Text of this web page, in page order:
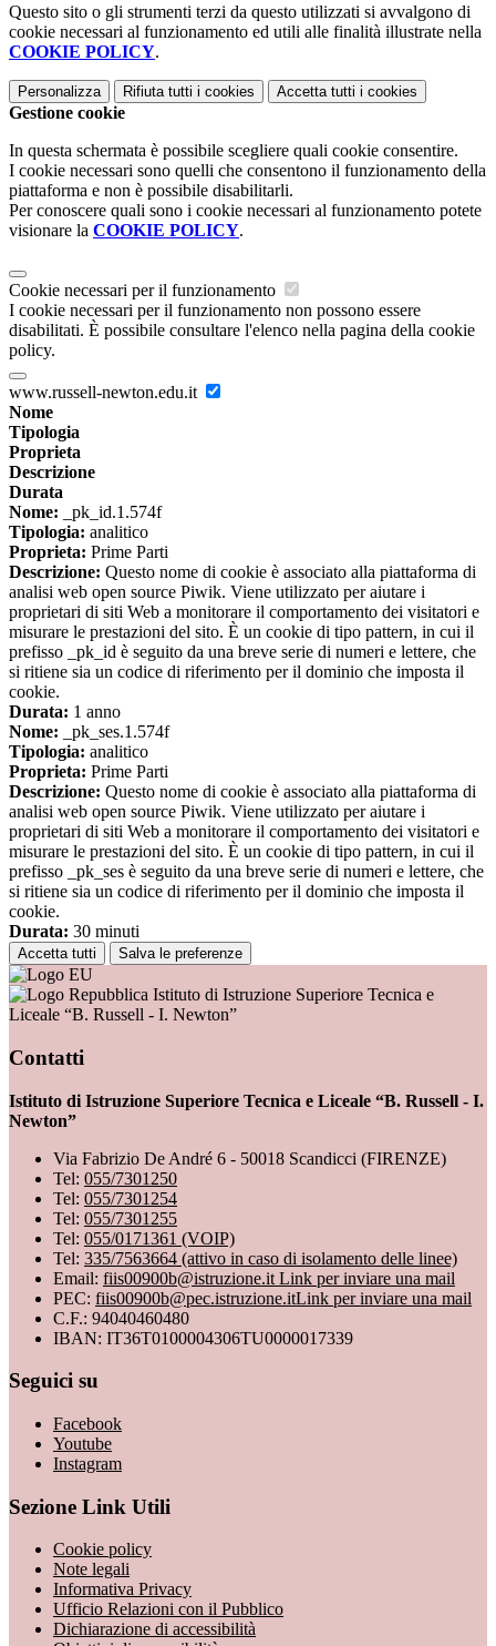
Questo sito o gli strumenti terzi da questo utilizzati si avvalgono di
cookie necessari al funzionamento ed utili alle finalità illustrate nella
COOKIE POLICY.
Personalizza Rifiuta tutti i cookies Accetta tutti i cookies
Gestione cookie
In questa schermata è possibile scegliere quali cookie consentire.
I cookie necessari sono quelli che consentono il funzionamento della
piattaforma e non è possibile disabilitarli.
Per conoscere quali sono i cookie necessari al funzionamento potete
visionare la COOKIE POLICY.
Cookie necessari per il funzionamento
I cookie necessari per il funzionamento non possono essere
disabilitati. È possibile consultare l'elenco nella pagina della cookie
policy.
www.russell-newton.edu.it
Nome
Tipologia
Proprieta
Descrizione
Durata
Nome: _pk_id.1.574f
Tipologia: analitico
Proprieta: Prime Parti
Descrizione: Questo nome di cookie è associato alla piattaforma di
analisi web open source Piwik. Viene utilizzato per aiutare i
proprietari di siti Web a monitorare il comportamento dei visitatori e
misurare le prestazioni del sito. È un cookie di tipo pattern, in cui il
prefisso _pk_id è seguito da una breve serie di numeri e lettere, che
si ritiene sia un codice di riferimento per il dominio che imposta il
cookie.
Durata: 1 anno
Nome: _pk_ses.1.574f
Tipologia: analitico
Proprieta: Prime Parti
Descrizione: Questo nome di cookie è associato alla piattaforma di
analisi web open source Piwik. Viene utilizzato per aiutare i
proprietari di siti Web a monitorare il comportamento dei visitatori e
misurare le prestazioni del sito. È un cookie di tipo pattern, in cui il
prefisso _pk_ses è seguito da una breve serie di numeri e lettere, che
si ritiene sia un codice di riferimento per il dominio che imposta il
cookie.
Durata: 30 minuti
Accetta tutti Salva le preferenze
Istituto di Istruzione Superiore Tecnica e
Liceale “B. Russell - I. Newton”
Contatti
Istituto di Istruzione Superiore Tecnica e Liceale “B. Russell - I.
Newton”
Via Fabrizio De André 6 - 50018 Scandicci (FIRENZE)
Tel: 055/7301250
Tel: 055/7301254
Tel: 055/7301255
Tel: 055/0171361 (VOIP)
Tel: 335/7563664 (attivo in caso di isolamento delle linee)
Email: fiis00900b@istruzione.it Link per inviare una mail
PEC: fiis00900b@pec.istruzione.itLink per inviare una mail
C.F.: 94040460480
IBAN: IT36T0100004306TU0000017339
Seguici su
Facebook
Youtube
Instagram
Sezione Link Utili
Cookie policy
Note legali
Informativa Privacy
Ufficio Relazioni con il Pubblico
Dichiarazione di accessibilità